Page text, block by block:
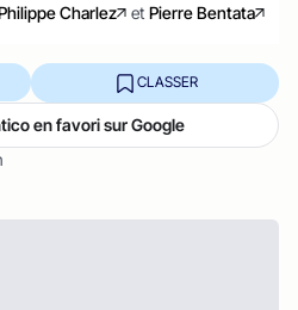
Charlez et Pierre Bentata
CLASSER
en favori sur Google